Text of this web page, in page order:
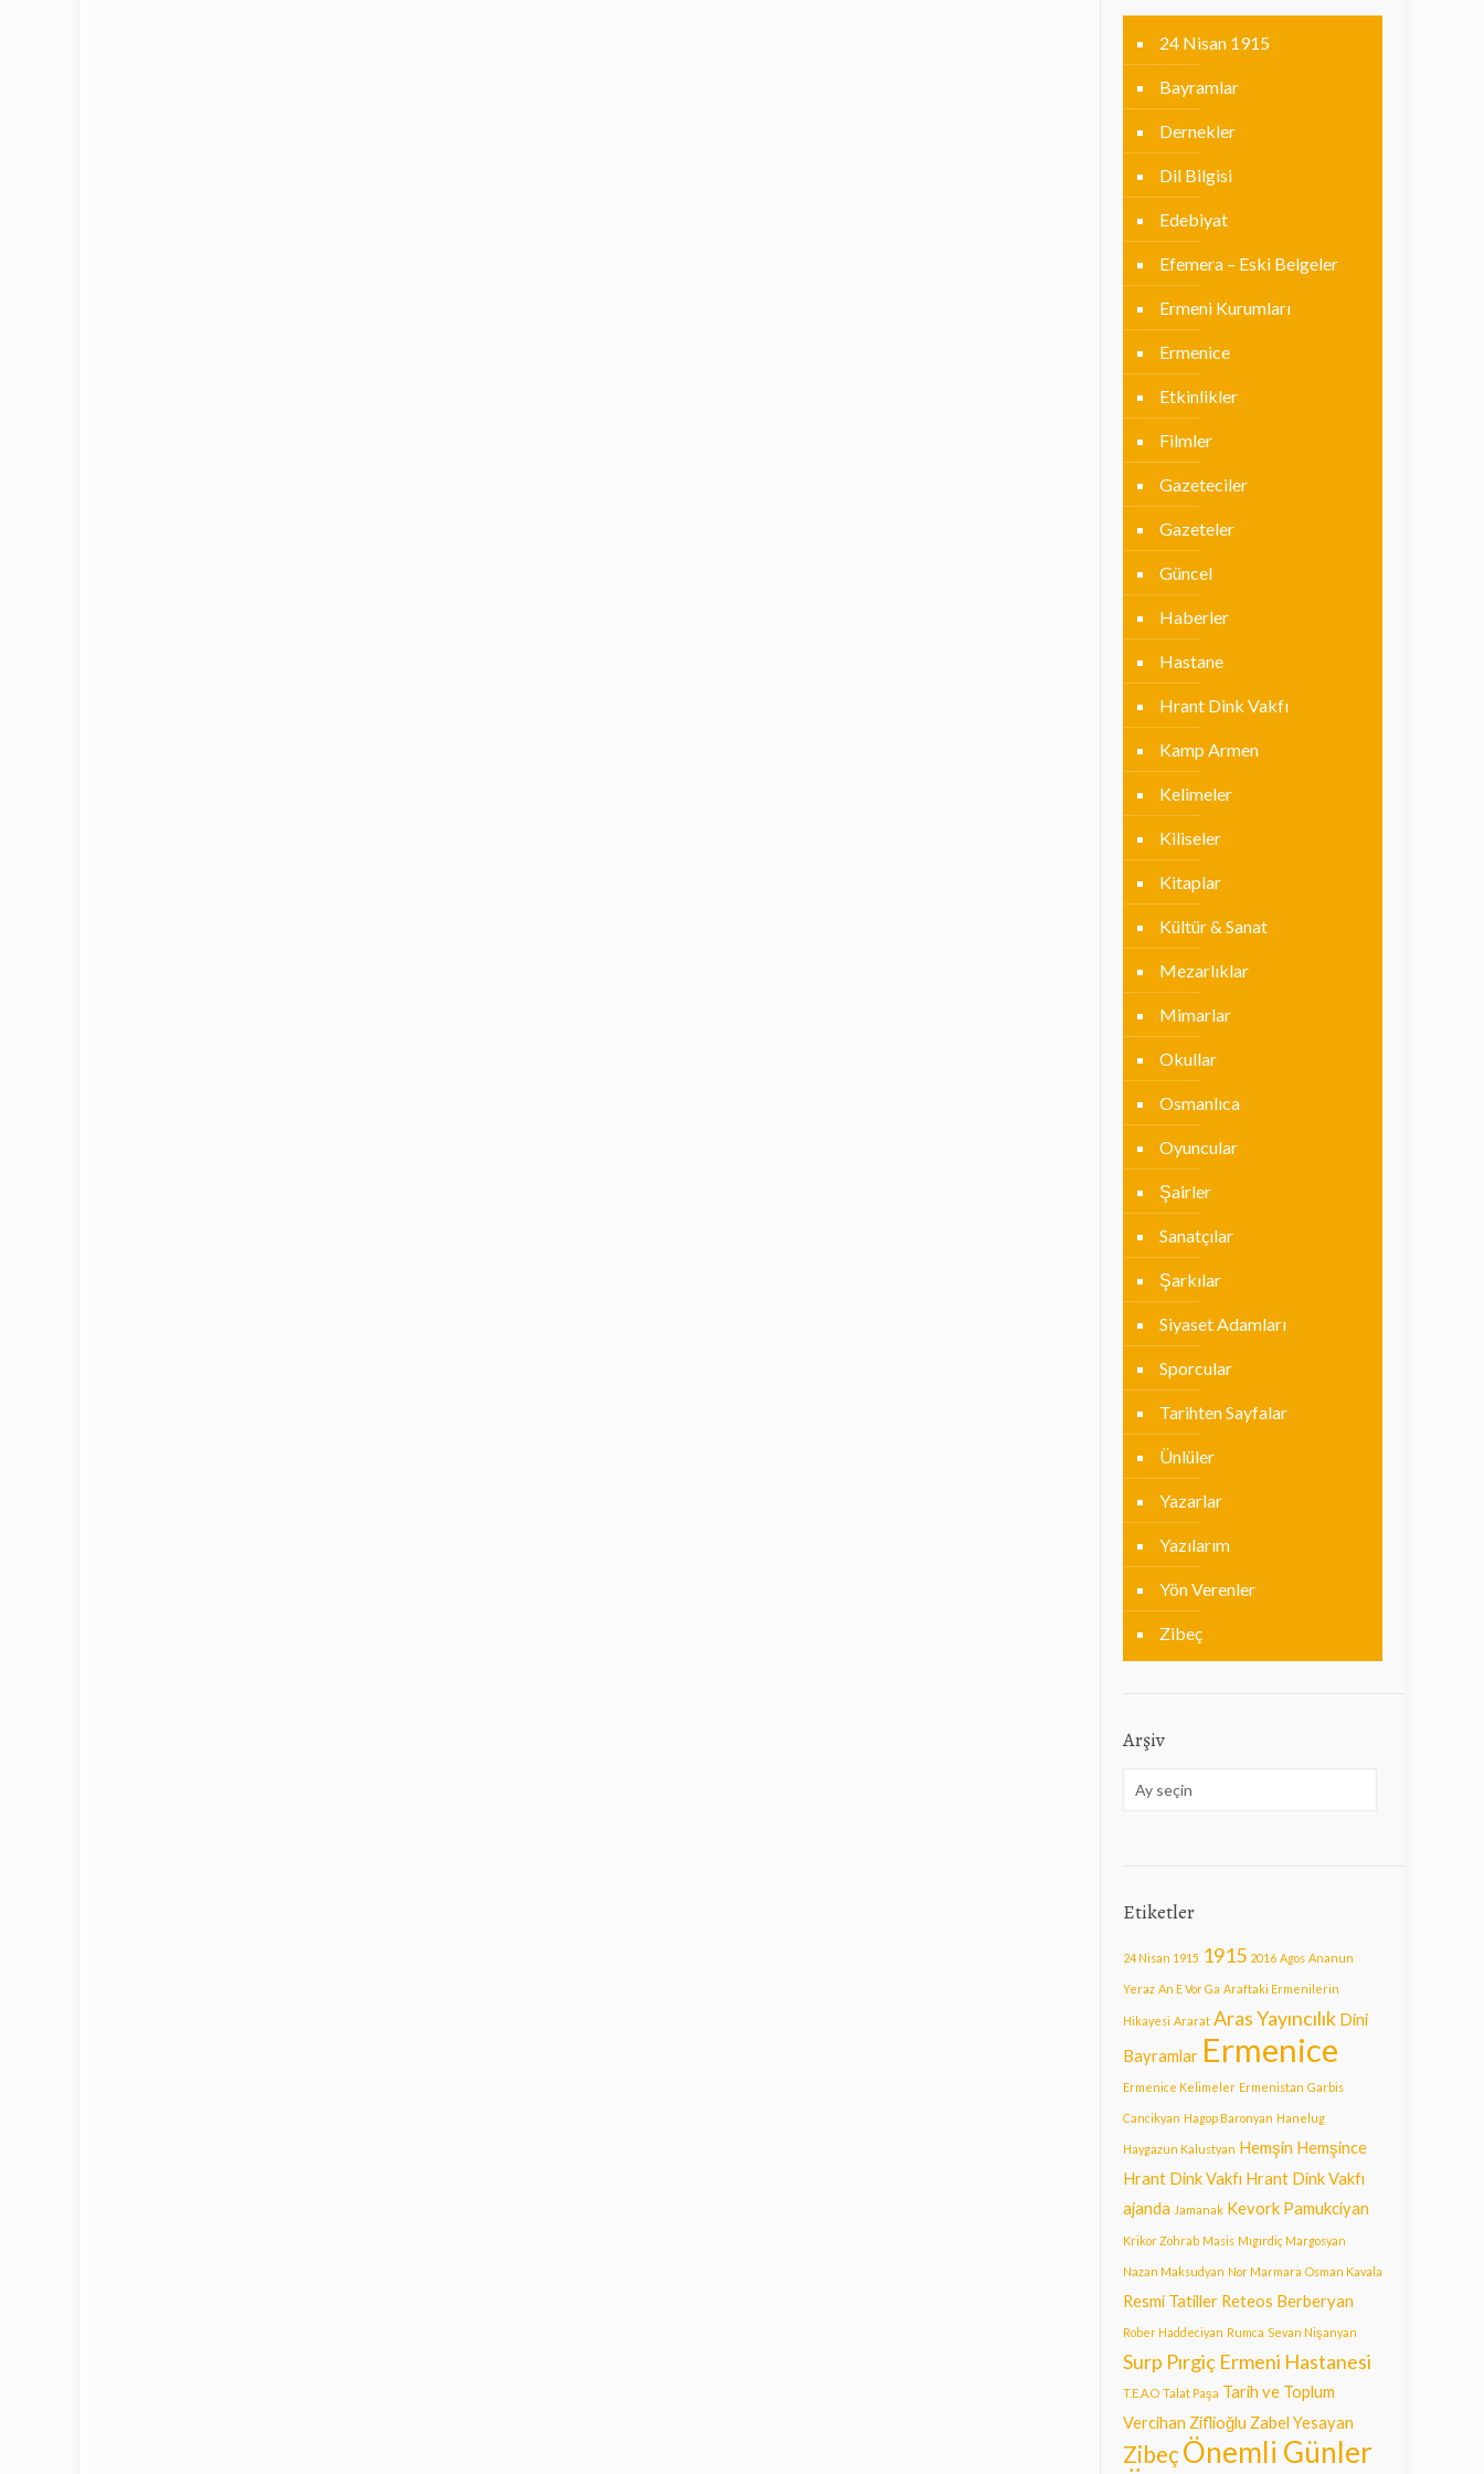
24 Nisan 1915
Bayramlar
Dernekler
Dil Bilgisi
Edebiyat
Efemera – Eski Belgeler
Ermeni Kurumları
Ermenice
Etkinlikler
Filmler
Gazeteciler
Gazeteler
Güncel
Haberler
Hastane
Hrant Dink Vakfı
Kamp Armen
Kelimeler
Kiliseler
Kitaplar
Kültür & Sanat
Mezarlıklar
Mimarlar
Okullar
Osmanlıca
Oyuncular
Şairler
Sanatçılar
Şarkılar
Siyaset Adamları
Sporcular
Tarihten Sayfalar
Ünlüler
Yazarlar
Yazılarım
Yön Verenler
Zibeç
Arşiv
Arşiv
Etiketler
24 Nisan 1915 1915 2016 Agos Ananun
Yeraz An E Vor Ga Araftaki Ermenilerin
Hikayesi Ararat Aras Yayıncılık Dini
Bayramlar Ermenice
Ermenice Kelimeler Ermenistan Garbis
Cancikyan Hagop Baronyan Hanelug
Haygazun Kalustyan Hemşin Hemşince
Hrant Dink Vakfı Hrant Dink Vakfı
ajanda Jamanak Kevork Pamukciyan
Krikor Zohrab Masis Mıgırdiç Margosyan
Nazan Maksudyan Nor Marmara Osman Kavala
Resmi Tatiller Reteos Berberyan
Rober Haddeciyan Rumca Sevan Nişanyan
Surp Pırgiç Ermeni Hastanesi
T.E.A.O Talat Paşa Tarih ve Toplum
Vercihan Ziflioğlu Zabel Yesayan
ZibeçÖnemli Günler